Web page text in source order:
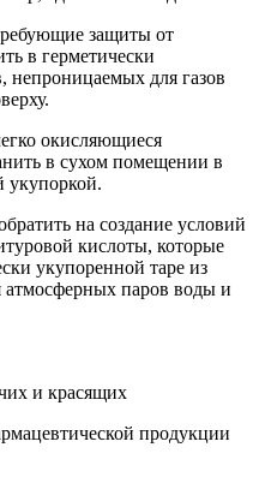
защиты от
в герметически
непроницаемых для газов
окисляющиеся
в сухом помещении в
укупоркой.
на создание условий
кислоты, которые
укупоренной таре из
паров воды и
и красящих
продукции